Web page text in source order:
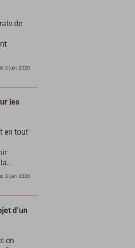
de
3 juin 2020
les
en tout
3 juin 2020
d’un
en